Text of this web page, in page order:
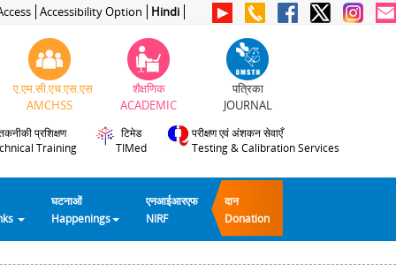
Accessibility Option Hindi
ए.एम.सी.एच.एस.एस
AMCHSS
शैक्षणिक
ACADEMIC
पत्रिका
JOURNAL
प्रशिक्षण
Training
टिमेड
TIMed
परीक्षण एवं अंशकन सेवाएँ
Testing & Calibration Services
घटनाओं
Happenings
एनआईआरएफ
NIRF
दान
Donation